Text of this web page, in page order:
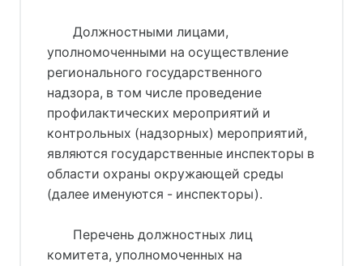
Должностными лицами,
уполномоченными на осуществление
регионального государственного
надзора, в том числе проведение
профилактических мероприятий и
контрольных (надзорных) мероприятий,
являются государственные инспекторы в
области охраны окружающей среды
(далее именуются - инспекторы).
Перечень должностных лиц
комитета, уполномоченных на